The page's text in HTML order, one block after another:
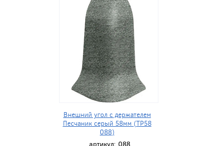
Внешний угол с держателем
Песчаник серый 58мм (ТР58
088)
артикул: 088